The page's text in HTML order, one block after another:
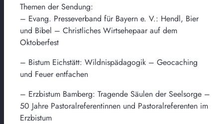
Themen der Sendung:
– Evang. Presseverband für Bayern e. V.: Hendl, Bier
und Bibel – Christliches Wirtsehepaar auf dem
Oktoberfest
– Bistum Eichstätt: Wildnispädagogik – Geocaching
und Feuer entfachen
– Erzbistum Bamberg: Tragende Säulen der Seelsorge –
50 Jahre Pastoralreferentinnen und Pastoralreferenten im
Erzbistum